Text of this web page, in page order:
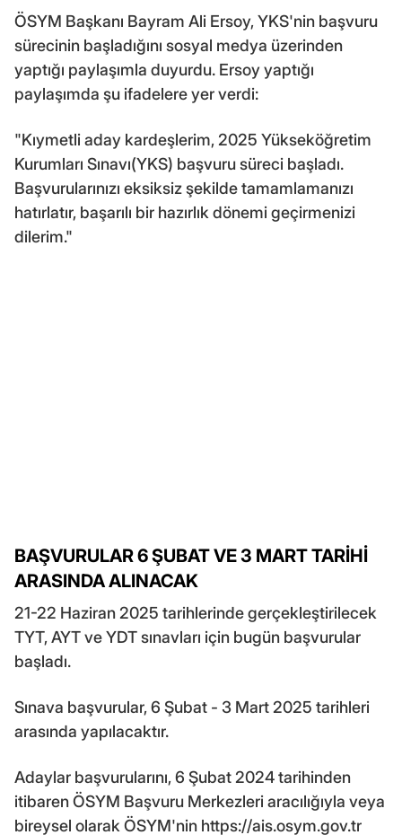
ÖSYM Başkanı Bayram Ali Ersoy, YKS'nin başvuru
sürecinin başladığını sosyal medya üzerinden
yaptığı paylaşımla duyurdu. Ersoy yaptığı
paylaşımda şu ifadelere yer verdi:
"Kıymetli aday kardeşlerim, 2025 Yükseköğretim
Kurumları Sınavı(YKS) başvuru süreci başladı.
Başvurularınızı eksiksiz şekilde tamamlamanızı
hatırlatır, başarılı bir hazırlık dönemi geçirmenizi
dilerim."
BAŞVURULAR 6 ŞUBAT VE 3 MART TARİHİ
ARASINDA ALINACAK
21-22 Haziran 2025 tarihlerinde gerçekleştirilecek
TYT, AYT ve YDT sınavları için bugün başvurular
başladı.
Sınava başvurular, 6 Şubat - 3 Mart 2025 tarihleri
arasında yapılacaktır.
Adaylar başvurularını, 6 Şubat 2024 tarihinden
itibaren ÖSYM Başvuru Merkezleri aracılığıyla veya
bireysel olarak ÖSYM'nin https://ais.osym.gov.tr